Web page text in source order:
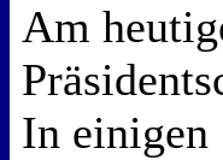
Am
In einigen